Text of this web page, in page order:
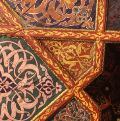
Nadir Divan-begui